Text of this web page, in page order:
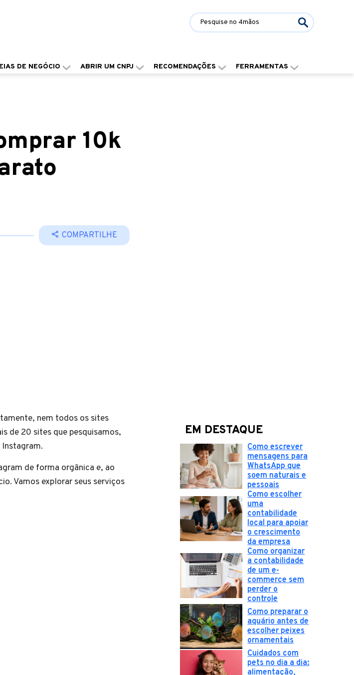
DE NEGÓCIO ABRIR UM CNPJ RECOMENDAÇÕES FERRAMENTAS
10k
COMPARTILHE
nem todos os sites
de 20 sites que pesquisamos,
de forma orgânica e, ao
Vamos explorar seus serviços
EM DESTAQUE
Como escrever
mensagens para
WhatsApp que
soem naturais e
pessoais
Como escolher
uma
contabilidade
local para apoiar
o crescimento
da empresa
Como organizar
a contabilidade
de um e-
commerce sem
perder o
controle
Como preparar o
aquário antes de
escolher peixes
ornamentais
Cuidados com
pets no dia a dia:
alimentação,